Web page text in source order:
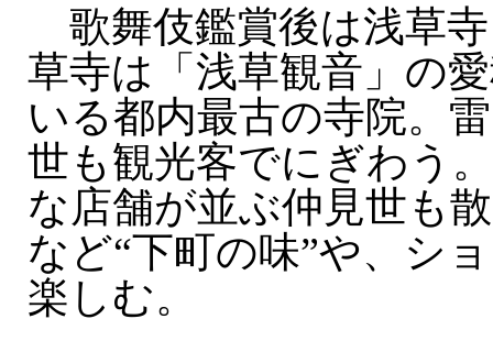
歌舞伎鑑賞後は浅草
草寺は「浅草観音」の
いる都内最古の寺院。
世も観光客でにぎわう
な店舗が並ぶ仲見世も
など“下町の味”や、シ
楽しむ。